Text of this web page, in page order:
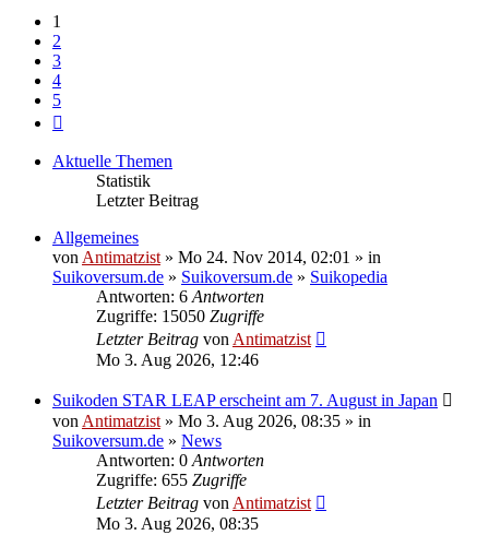
1
2
3
4
5
Aktuelle Themen
Statistik
Letzter Beitrag
Allgemeines
vonAntimatzist» Mo 24. Nov 2014, 02:01 » in
Suikoversum.de » Suikoversum.de » Suikopedia
Antworten: 6Antworten
Zugriffe: 15050 Zugriffe
Letzter Beitrag vonAntimatzist
Mo 3. Aug 2026, 12:46
Suikoden STAR LEAP erscheint am 7. August in Japan
vonAntimatzist» Mo 3. Aug 2026, 08:35 » in
Suikoversum.de » News
Antworten: 0Antworten
Zugriffe: 655 Zugriffe
Letzter Beitrag vonAntimatzist
Mo 3. Aug 2026, 08:35